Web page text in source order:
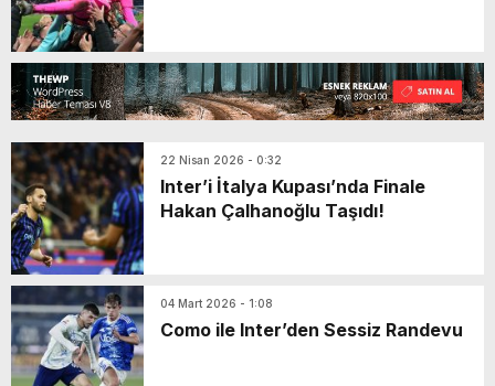
22 Nisan 2026 - 0:32
Inter’i İtalya Kupası’nda Finale
Hakan Çalhanoğlu Taşıdı!
04 Mart 2026 - 1:08
Como ile Inter’den Sessiz Randevu